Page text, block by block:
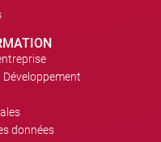
Développement
données